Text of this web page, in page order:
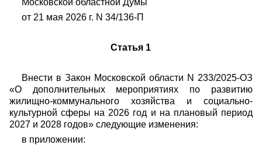
Московской областной Думы
от 21 мая 2026 г. N 34/136-П
Статья 1
Внести в Закон Московской области N 233/2025-ОЗ
«О дополнительных мероприятиях по развитию
жилищно-коммунального хозяйства и социально-
культурной сферы на 2026 год и на плановый период
2027 и 2028 годов» следующие изменения:
в приложении: